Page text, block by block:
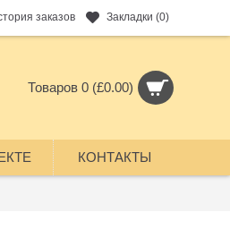
заказов Закладки (0)
Товаров 0 (£0.00)
КОНТАКТЫ